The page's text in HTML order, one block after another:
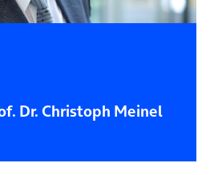
Dr. Christoph Meinel